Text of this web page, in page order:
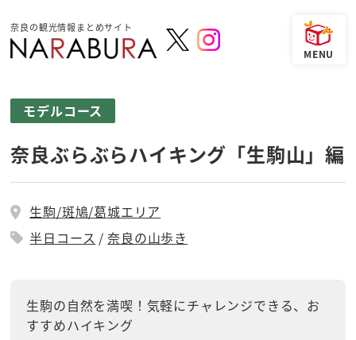
奈良の観光情報まとめサイト
モデルコース
奈良ぶらぶらハイキング「生駒山」編
生駒/斑鳩/葛城エリア
半日コース
奈良の山歩き
生駒の自然を満喫！気軽にチャレンジできる、お
すすめハイキング